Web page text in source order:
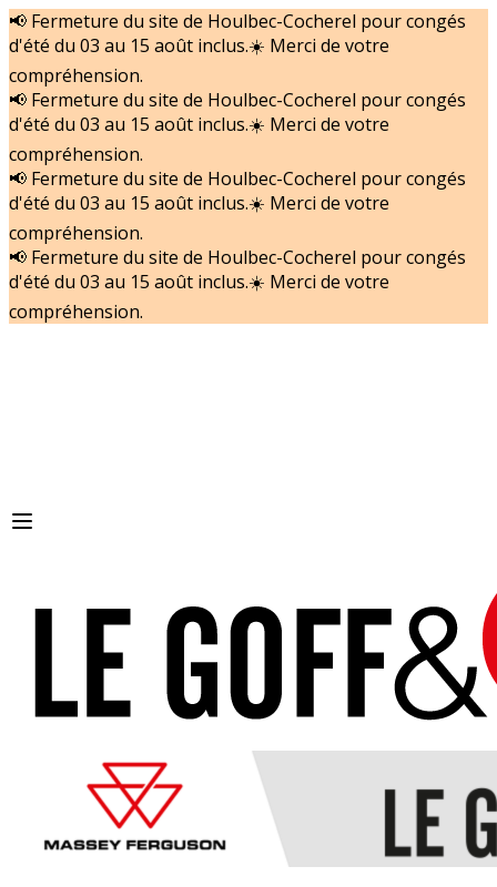
📢 Fermeture du site de Houlbec-Cocherel pour congés
d'été du 03 au 15 août inclus.☀️ Merci de votre
compréhension.
📢 Fermeture du site de Houlbec-Cocherel pour congés
d'été du 03 au 15 août inclus.☀️ Merci de votre
compréhension.
📢 Fermeture du site de Houlbec-Cocherel pour congés
d'été du 03 au 15 août inclus.☀️ Merci de votre
compréhension.
📢 Fermeture du site de Houlbec-Cocherel pour congés
d'été du 03 au 15 août inclus.☀️ Merci de votre
compréhension.